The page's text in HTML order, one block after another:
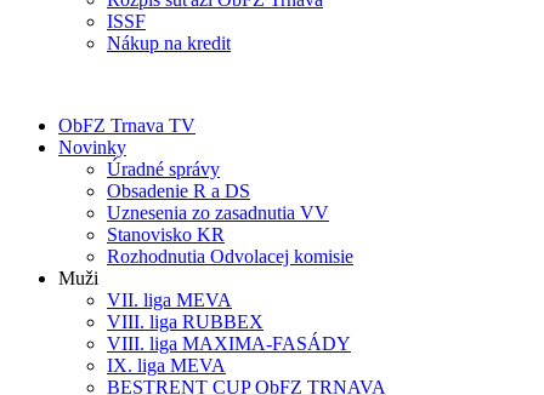
ISSF
Nákup na kredit
ObFZ Trnava TV
Novinky
Úradné správy
Obsadenie R a DS
Uznesenia zo zasadnutia VV
Stanovisko KR
Rozhodnutia Odvolacej komisie
Muži
VII. liga MEVA
VIII. liga RUBBEX
VIII. liga MAXIMA-FASÁDY
IX. liga MEVA
BESTRENT CUP ObFZ TRNAVA